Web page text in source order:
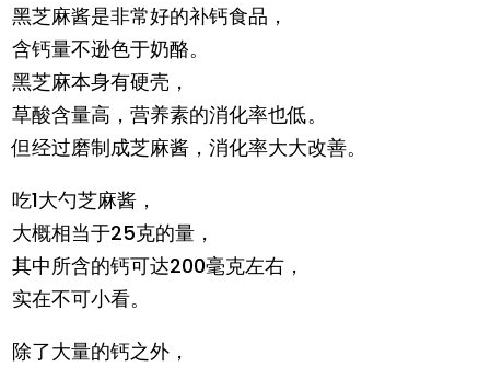
黑芝麻酱是非常好的补钙食品，
含钙量不逊色于奶酪。
黑芝麻本身有硬壳，
草酸含量高，营养素的消化率也低。
但经过磨制成芝麻酱，消化率大大改善。
吃1大勺芝麻酱，
大概相当于25克的量，
其中所含的钙可达200毫克左右，
实在不可小看。
除了大量的钙之外，